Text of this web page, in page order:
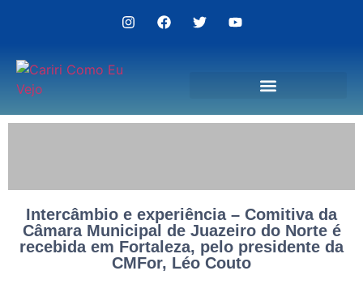
Intercâmbio e experiência – Comitiva da
Câmara Municipal de Juazeiro do Norte é
recebida em Fortaleza, pelo presidente da
CMFor, Léo Couto